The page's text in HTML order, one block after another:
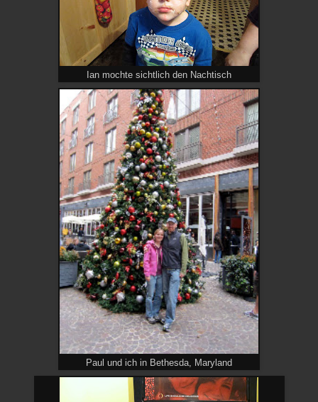
Ian mochte sichtlich den Nachtisch
Paul und ich in Bethesda, Maryland